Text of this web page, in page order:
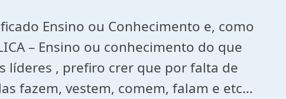
Ensino ou Conhecimento e, como
– Ensino ou conhecimento do que
líderes , prefiro crer que por falta de
fazem, vestem, comem, falam e etc...